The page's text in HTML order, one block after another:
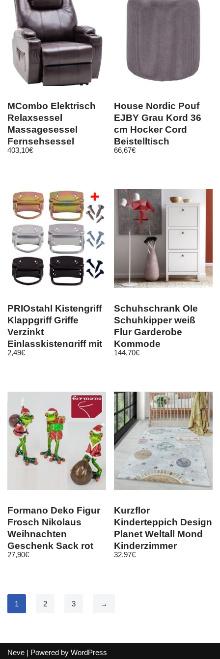
MCombo Elektrisch
Relaxsessel
Massagesessel
Fernsehsessel
Heizung 7061DB
403,10€
House Nordic Pouf
EJBY Grau Kord 36
cm Hocker Cord
Beistelltisch
Sitzhocker
66,67€
PRIOstahl Kistengriff
Klappgriff Griffe
Verzinkt
Einlasskistengriff mit
Schrauben
2,49€
Schuhschrank Ole
Schuhkipper weiß
Flur Garderobe
Kommode
Landhausstil 55×126
144,70€
Formano Deko Figur
Frosch Nikolaus
Weihnachten
Geschenk Sack rot
grün orange
27,90€
Kurzflor
Kinderteppich Design
Planet Weltall Mond
Kinderzimmer
Teppich Weiss
32,97€
1 2 3 →
Neve | Powered by WordPress